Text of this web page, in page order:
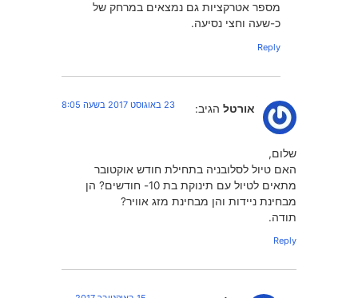
מספר אטרקציות גם נמצאים במרחק של
כ-שעה וחצי נסיעה.
Reply
אורטל הגיב: 23 באוגוסט 2017 בשעה 8:05
שלום,
האם טיול לסלובניה בתחילת חודש אוקטובר
מתאים לטיול עם תינוקת בת 10- חודשים? הן
מבחינת ניידות והן מבחינת מזג אוויר?
תודה.
Reply